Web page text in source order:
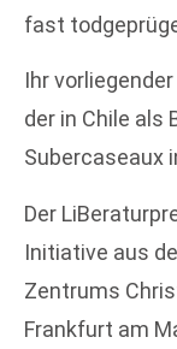
fast
Ihr
der in Chile als
Subercaseaux
Der
Initiative aus
Zentrums
Frankfurt am